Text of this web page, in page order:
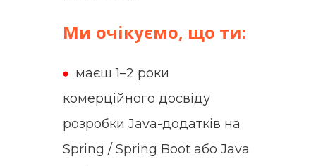
Ми очікуємо, що ти:
маєш 1–2 роки
комерційного досвіду
розробки Java-додатків на
Spring / Spring Boot або Java